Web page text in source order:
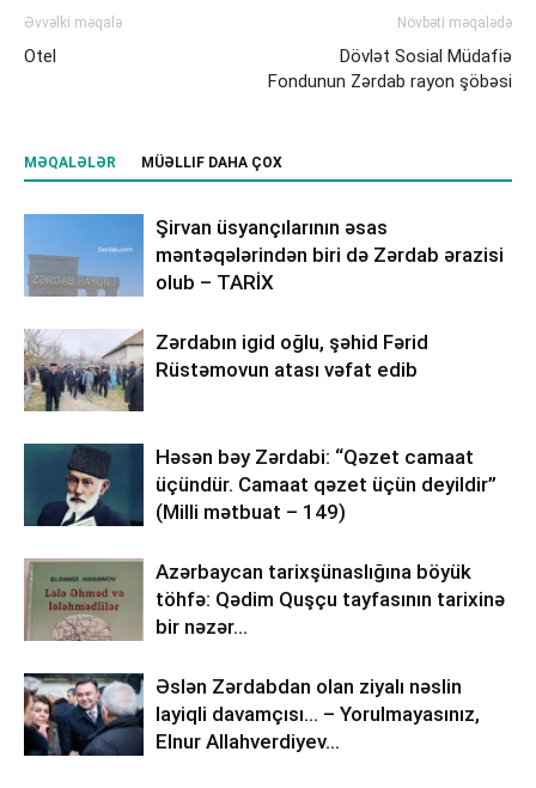
Əvvəlki məqalə
Otel
Növbəti məqalədə
Dövlət Sosial Müdafiə
Fondunun Zərdab rayon şöbəsi
MƏQALƏLƏR MÜƏLLIF DAHA ÇOX
Şirvan üsyançılarının əsas
məntəqələrindən biri də Zərdab ərazisi
olub – TARİX
Zərdabın igid oğlu, şəhid Fərid
Rüstəmovun atası vəfat edib
Həsən bəy Zərdabi: “Qəzet camaat
üçündür. Camaat qəzet üçün deyildir”
(Milli mətbuat – 149)
Azərbaycan tarixşünaslığına böyük
töhfə: Qədim Quşçu tayfasının tarixinə
bir nəzər…
Əslən Zərdabdan olan ziyalı nəslin
layiqli davamçısı… – Yorulmayasınız,
Elnur Allahverdiyev…